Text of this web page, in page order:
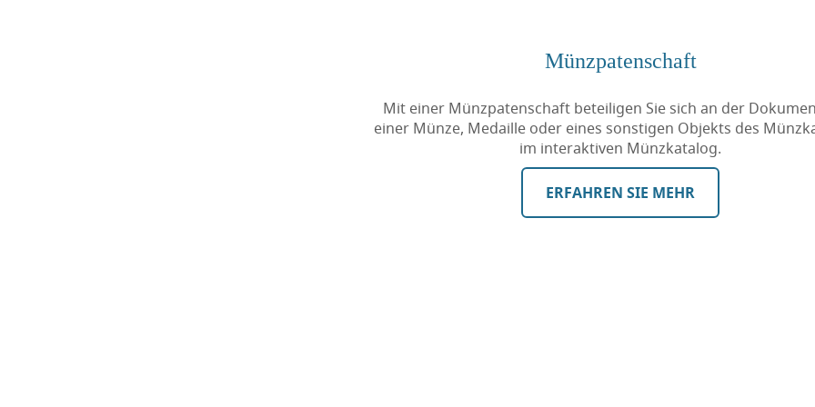
Münzpatenschaft
Mit einer Münzpatenschaft beteiligen Sie sich an der
einer Münze, Medaille oder eines sonstigen Objekts des
im interaktiven Münzkatalog.
ERFAHREN SIE MEHR